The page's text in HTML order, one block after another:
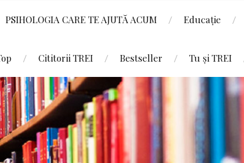
PSIHOLOGIA CARE TE AJUTĂ ACUM Educație
Cititorii TREI Bestseller Tu și TREI